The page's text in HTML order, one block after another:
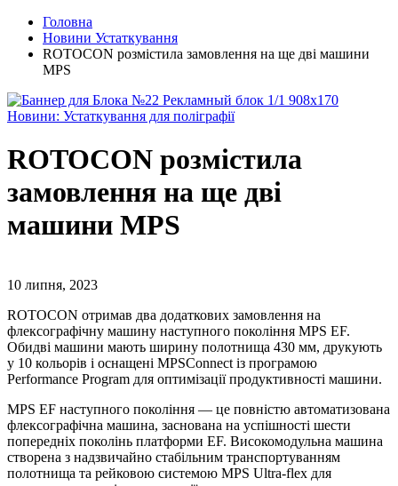
Головна
Новини Устаткування
ROTOCON розмістила замовлення на ще дві машини
MPS
Новини: Устаткування для поліграфії
ROTOCON розмістила
замовлення на ще дві
машини MPS
10 липня, 2023
ROTOCON отримав два додаткових замовлення на
флексографічну машину наступного покоління MPS EF.
Обидві машини мають ширину полотнища 430 мм, друкують
у 10 кольорів і оснащені MPSConnect із програмою
Performance Program для оптимізації продуктивності машини.
MPS EF наступного покоління — це повністю автоматизована
флексографічна машина, заснована на успішності шести
попередніх поколінь платформи EF. Високомодульна машина
створена з надзвичайно стабільним транспортуванням
полотнища та рейковою системою MPS Ultra-flex для